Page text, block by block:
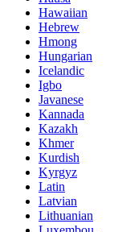
Hawaiian
Hebrew
Hmong
Hungarian
Icelandic
Igbo
Javanese
Kannada
Kazakh
Khmer
Kurdish
Kyrgyz
Latin
Latvian
Lithuanian